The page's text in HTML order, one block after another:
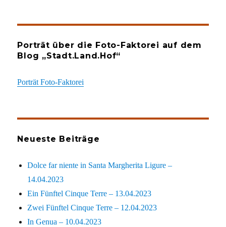
Porträt über die Foto-Faktorei auf dem
Blog „Stadt.Land.Hof“
Porträt Foto-Faktorei
Neueste Beiträge
Dolce far niente in Santa Margherita Ligure –
14.04.2023
Ein Fünftel Cinque Terre – 13.04.2023
Zwei Fünftel Cinque Terre – 12.04.2023
In Genua – 10.04.2023